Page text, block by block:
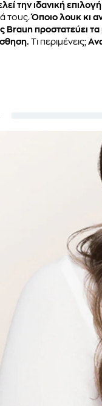
την ιδανική επιλογή
τους.Όποιο λουκ κι
προστατεύει τα
Τι περιμένεις;